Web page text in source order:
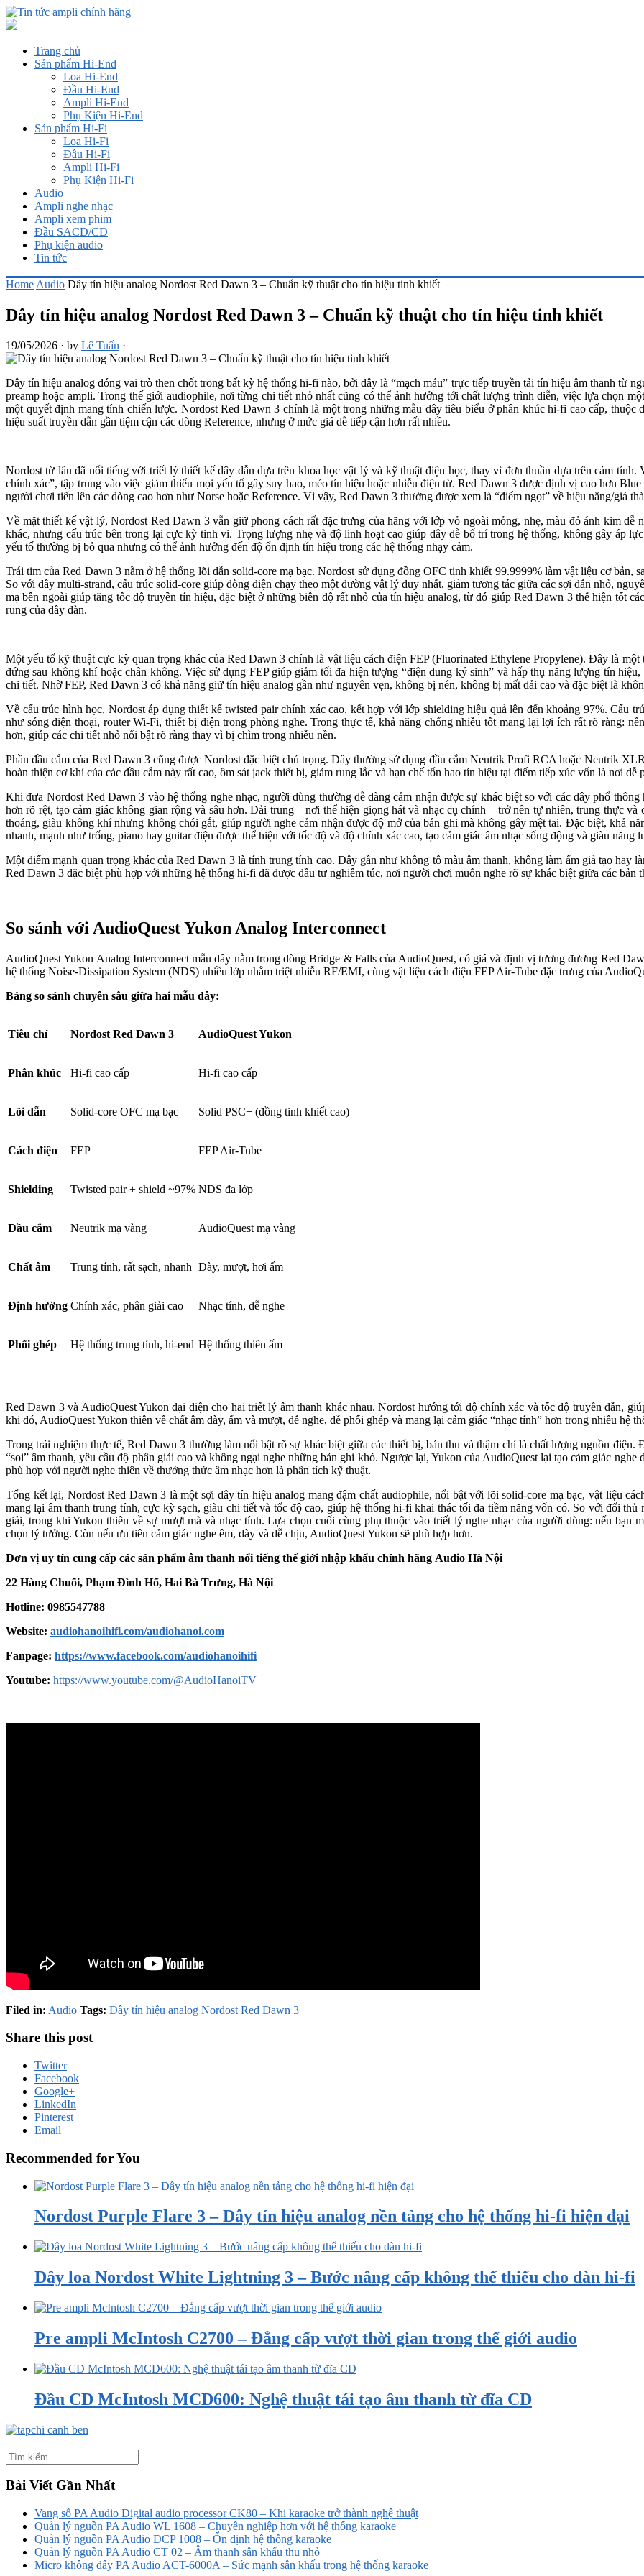
Trang chủ
Sản phẩm Hi-End
Loa Hi-End
Đầu Hi-End
Ampli Hi-End
Phụ Kiện Hi-End
Sản phẩm Hi-Fi
Loa Hi-Fi
Đầu Hi-Fi
Ampli Hi-Fi
Phụ Kiện Hi-Fi
Audio
Ampli nghe nhạc
Ampli xem phim
Đầu SACD/CD
Phụ kiện audio
Tin tức
Home Audio Dây tín hiệu analog Nordost Red Dawn 3 – Chuẩn kỹ thuật cho tín hiệu tinh khiết
Dây tín hiệu analog Nordost Red Dawn 3 – Chuẩn kỹ thuật cho tín hiệu tinh khiết
19/05/2026 · by Lê Tuấn ·
Dây tín hiệu analog đóng vai trò then chốt trong bất kỳ hệ thống hi-fi nào, bởi đây là “mạch máu” trực tiếp truyền tải tín hiệu âm thanh từ
preamp hoặc ampli. Trong thế giới audiophile, nơi từng chi tiết nhỏ nhất cũng có thể ảnh hưởng tới chất lượng trình diễn, việc lựa chọn
một quyết định mang tính chiến lược. Nordost Red Dawn 3 chính là một trong những mẫu dây tiêu biểu ở phân khúc hi-fi cao cấp,
hiệu suất truyền dẫn gần tiệm cận các dòng Reference, nhưng ở mức giá dễ tiếp cận hơn rất nhiều.
Nordost từ lâu đã nổi tiếng với triết lý thiết kế dây dẫn dựa trên khoa học vật lý và kỹ thuật điện học, thay vì đơn thuần dựa trên cảm
chính xác”, tập trung vào việc giảm thiểu mọi yếu tố gây suy hao, méo tín hiệu hoặc nhiễu điện từ. Red Dawn 3 được định vị cao hơn
người chơi tiến lên các dòng cao hơn như Norse hoặc Reference. Vì vậy, Red Dawn 3 thường được xem là “điểm ngọt” về hiệu năng/giá
Về mặt thiết kế vật lý, Nordost Red Dawn 3 vẫn giữ phong cách rất đặc trưng của hãng với lớp vỏ ngoài mỏng, nhẹ, màu đỏ ánh kim dễ
khác, nhưng cấu trúc bên trong lại cực kỳ tinh vi. Trọng lượng nhẹ và độ linh hoạt cao giúp dây dễ bố trí trong hệ thống, không gây áp
yếu tố thường bị bỏ qua nhưng có thể ảnh hưởng đến độ ổn định tín hiệu trong các hệ thống nhạy cảm.
Trái tim của Red Dawn 3 nằm ở hệ thống lõi dẫn solid-core mạ bạc. Nordost sử dụng đồng OFC tinh khiết 99.9999% làm vật liệu cơ bản,
So với dây multi-strand, cấu trúc solid-core giúp dòng điện chạy theo một đường vật lý duy nhất, giảm tương tác giữa các sợi dẫn nhỏ,
mạ bên ngoài giúp tăng tốc độ truyền tín hiệu, đặc biệt ở những biên độ rất nhỏ của tín hiệu analog, từ đó giúp Red Dawn 3 thể hiện tốt
rung của dây đàn.
Một yếu tố kỹ thuật cực kỳ quan trọng khác của Red Dawn 3 chính là vật liệu cách điện FEP (Fluorinated Ethylene Propylene). Đây là
đứng sau không khí hoặc chân không. Việc sử dụng FEP giúp giảm tối đa hiện tượng “điện dung ký sinh” và hấp thụ năng lượng tín
chi tiết. Nhờ FEP, Red Dawn 3 có khả năng giữ tín hiệu analog gần như nguyên vẹn, không bị nén, không bị mất dải cao và đặc biệt là
Về cấu trúc hình học, Nordost áp dụng thiết kế twisted pair chính xác cao, kết hợp với lớp shielding hiệu quả lên đến khoảng 97%. Cấu
như sóng điện thoại, router Wi-Fi, thiết bị điện trong phòng nghe. Trong thực tế, khả năng chống nhiễu tốt mang lại lợi ích rất rõ ràng:
hơn, giúp các chi tiết nhỏ nổi bật rõ ràng thay vì bị chìm trong nhiễu nền.
Phần đầu cắm của Red Dawn 3 cũng được Nordost đặc biệt chú trọng. Dây thường sử dụng đầu cắm Neutrik Profi RCA hoặc Neutrik
hoàn thiện cơ khí của các đầu cắm này rất cao, ôm sát jack thiết bị, giảm rung lắc và hạn chế tổn hao tín hiệu tại điểm tiếp xúc vốn là nơi
Khi đưa Nordost Red Dawn 3 vào hệ thống nghe nhạc, người dùng thường dễ dàng cảm nhận được sự khác biệt so với các dây phổ
hơn rõ rệt, tạo cảm giác không gian rộng và sâu hơn. Dải trung – nơi thể hiện giọng hát và nhạc cụ chính – trở nên tự nhiên, trung thực
thoáng, giàu không khí nhưng không chói gắt, giúp người nghe cảm nhận được độ mở của bản ghi mà không gây mệt tai. Đặc biệt, khả
nhanh, mạnh như trống, piano hay guitar điện được thể hiện với tốc độ và độ chính xác cao, tạo cảm giác âm nhạc sống động và giàu năng
Một điểm mạnh quan trọng khác của Red Dawn 3 là tính trung tính cao. Dây gần như không tô màu âm thanh, không làm ấm giả tạo hay
Red Dawn 3 đặc biệt phù hợp với những hệ thống hi-fi đã được đầu tư nghiêm túc, nơi người chơi muốn nghe rõ sự khác biệt giữa các bản
So sánh với AudioQuest Yukon Analog Interconnect
AudioQuest Yukon Analog Interconnect mẫu dây nằm trong dòng Bridge & Falls của AudioQuest, có giá và định vị tương đương Red
hệ thống Noise-Dissipation System (NDS) nhiều lớp nhằm triệt nhiễu RF/EMI, cùng vật liệu cách điện FEP Air-Tube đặc trưng của
Bảng so sánh chuyên sâu giữa hai mẫu dây:
Tiêu chí Nordost Red Dawn 3 AudioQuest Yukon
Phân khúc Hi-fi cao cấp Hi-fi cao cấp
Lõi dẫn Solid-core OFC mạ bạc Solid PSC+ (đồng tinh khiết cao)
Cách điện FEP FEP Air-Tube
Shielding Twisted pair + shield ~97% NDS đa lớp
Đầu cắm Neutrik mạ vàng AudioQuest mạ vàng
Chất âm Trung tính, rất sạch, nhanh Dày, mượt, hơi ấm
Định hướng Chính xác, phân giải cao Nhạc tính, dễ nghe
Phối ghép Hệ thống trung tính, hi-end Hệ thống thiên ấm
Red Dawn 3 và AudioQuest Yukon đại diện cho hai triết lý âm thanh khác nhau. Nordost hướng tới độ chính xác và tốc độ truyền dẫn,
khi đó, AudioQuest Yukon thiên về chất âm dày, ấm và mượt, dễ nghe, dễ phối ghép và mang lại cảm giác “nhạc tính” hơn trong nhiều hệ
Trong trải nghiệm thực tế, Red Dawn 3 thường làm nổi bật rõ sự khác biệt giữa các thiết bị, bản thu và thậm chí là chất lượng nguồn
“soi” âm thanh, yêu cầu độ phân giải cao và không ngại nghe những bản ghi khó. Ngược lại, Yukon của AudioQuest lại tạo cảm giác
phù hợp với người nghe thiên về thưởng thức âm nhạc hơn là phân tích kỹ thuật.
Tổng kết lại, Nordost Red Dawn 3 là một sợi dây tín hiệu analog mang đậm chất audiophile, nổi bật với lõi solid-core mạ bạc, vật liệu
mang lại âm thanh trung tính, cực kỳ sạch, giàu chi tiết và tốc độ cao, giúp hệ thống hi-fi khai thác tối đa tiềm năng vốn có. So với đối
giải, trong khi Yukon thiên về sự mượt mà và nhạc tính. Lựa chọn cuối cùng phụ thuộc vào triết lý nghe nhạc của người dùng: nếu bạn
chọn lý tưởng. Còn nếu ưu tiên cảm giác nghe êm, dày và dễ chịu, AudioQuest Yukon sẽ phù hợp hơn.
Đơn vị uy tín cung cấp các sản phẩm âm thanh nổi tiếng thế giới nhập khẩu chính hãng Audio Hà Nội
22 Hàng Chuối, Phạm Đình Hổ, Hai Bà Trưng, Hà Nội
Hotline: 0985547788
Website: audiohanoihifi.com/audiohanoi.com
Fanpage: https://www.facebook.com/audiohanoihifi
Youtube: https://www.youtube.com/@AudioHanoiTV
Filed in: Audio Tags: Dây tín hiệu analog Nordost Red Dawn 3
Share this post
Twitter
Facebook
Google+
LinkedIn
Pinterest
Email
Recommended for You
Nordost Purple Flare 3 – Dây tín hiệu analog nền tảng cho hệ thống hi-fi hiện đại
Dây loa Nordost White Lightning 3 – Bước nâng cấp không thể thiếu cho dàn hi-fi
Pre ampli McIntosh C2700 – Đẳng cấp vượt thời gian trong thế giới audio
Đầu CD McIntosh MCD600: Nghệ thuật tái tạo âm thanh từ đĩa CD
Bài Viết Gần Nhất
Vang số PA Audio Digital audio processor CK80 – Khi karaoke trở thành nghệ thuật
Quản lý nguồn PA Audio WL 1608 – Chuyên nghiệp hơn với hệ thống karaoke
Quản lý nguồn PA Audio DCP 1008 – Ổn định hệ thống karaoke
Quản lý nguồn PA Audio CT 02 – Âm thanh sân khấu thu nhỏ
Micro không dây PA Audio ACT-6000A – Sức mạnh sân khấu trong hệ thống karaoke